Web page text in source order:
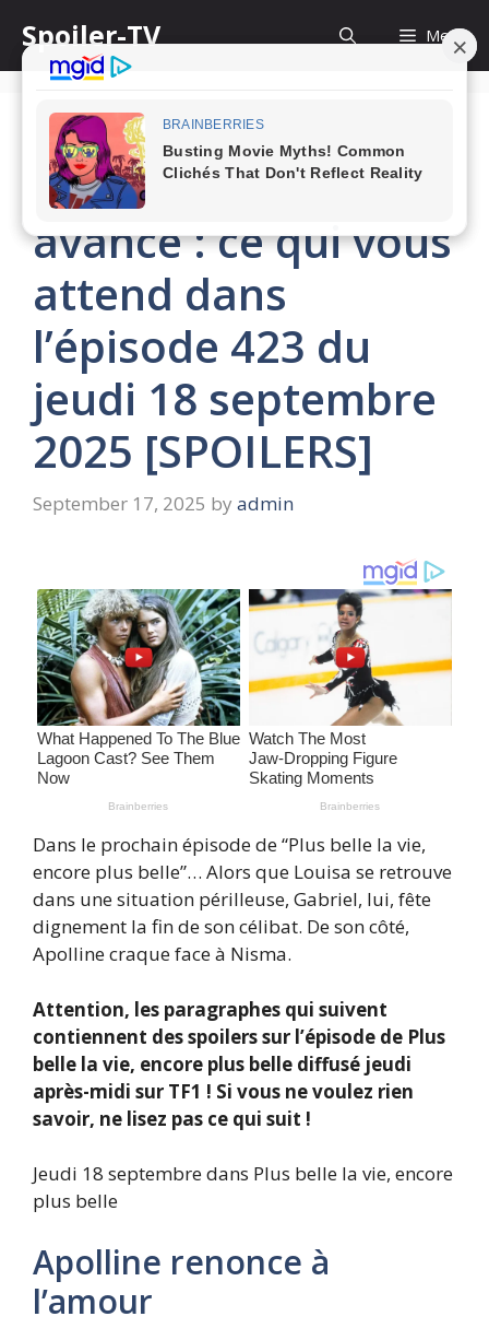
content
Spoiler-TV Menu
Plus belle la vie en
avance : ce qui vous
attend dans
l’épisode 423 du
jeudi 18 septembre
2025 [SPOILERS]
September 17, 2025 by admin
Dans le prochain épisode de “Plus belle la vie,
encore plus belle”… Alors que Louisa se retrouve
dans une situation périlleuse, Gabriel, lui, fête
dignement la fin de son célibat. De son côté,
Apolline craque face à Nisma.
Attention, les paragraphes qui suivent
contiennent des spoilers sur l’épisode de Plus
belle la vie, encore plus belle diffusé jeudi
après-midi sur TF1 ! Si vous ne voulez rien
savoir, ne lisez pas ce qui suit !
Jeudi 18 septembre dans Plus belle la vie, encore
plus belle
Apolline renonce à
l’amour